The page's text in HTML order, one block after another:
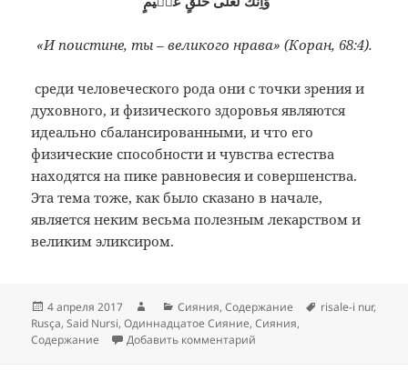
«И поистине, ты – великого нрава» (Коран, 68:4).
среди человеческого рода они с точки зрения и
духовного, и физического здоровья являются
идеально сбалансированными, и что его
физические способности и чувства естества
находятся на пике равновесия и совершенства.
Эта тема тоже, как было сказано в начале,
является неким весьма полезным лекарством и
великим эликсиром.
Опубликовано
4 апреля 2017 АвторРубрики
Сияния,Содержание Метки
risale-i nur,
Rusça,Said Nursi,Одиннадцатое Сияние,Сияния,
Содержание
Добавить комментарий